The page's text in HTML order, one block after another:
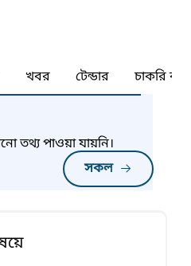
খবর টেন্ডার চাকরি
সকল
তথ্য পাওয়া যায়নি।